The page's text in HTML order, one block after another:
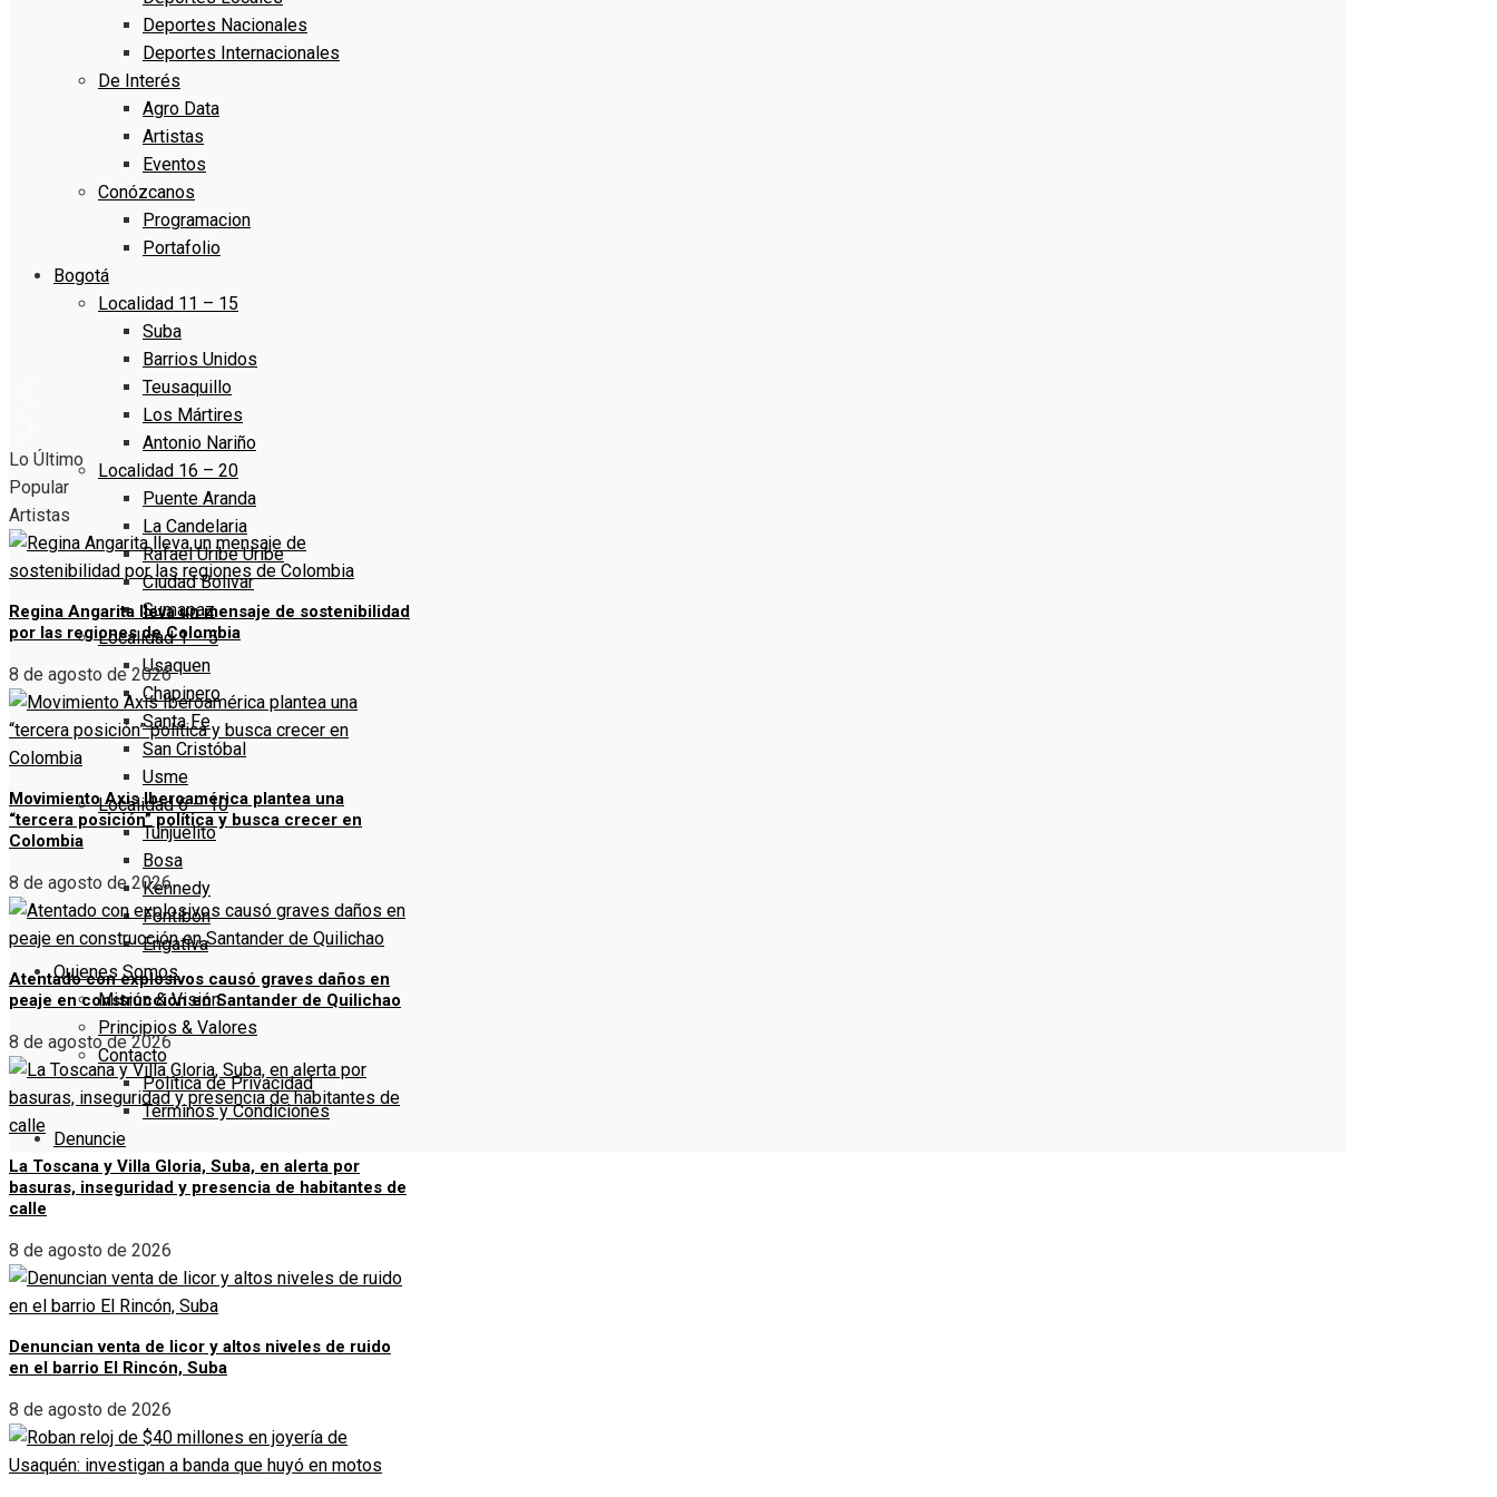
Deportes Nacionales
Deportes Internacionales
De Interés
Agro Data
Artistas
Eventos
Conózcanos
Programacion
Portafolio
Bogotá
Localidad 11 – 15
Suba
Barrios Unidos
Teusaquillo
Los Mártires
Antonio Nariño
Localidad 16 – 20
Puente Aranda
La Candelaria
Rafael Uribe Uribe
Ciudad Bolivar
Sumapaz
Localidad 1 – 5
Usaquen
Chapinero
Santa Fe
San Cristóbal
Usme
Localidad 6 – 10
Tunjuelito
Bosa
Kennedy
Fontibón
Engativa
Quienes Somos
Misión & Visión
Principios & Valores
Contacto
Política de Privacidad
Términos y Condiciones
Denuncie
Lo Último
Popular
Artistas
Regina Angarita lleva un mensaje de sostenibilidad
por las regiones de Colombia
8 de agosto de 2026
Movimiento Axis Iberoamérica plantea una
“tercera posición” política y busca crecer en
Colombia
8 de agosto de 2026
Atentado con explosivos causó graves daños en
peaje en construcción en Santander de Quilichao
8 de agosto de 2026
La Toscana y Villa Gloria, Suba, en alerta por
basuras, inseguridad y presencia de habitantes de
calle
8 de agosto de 2026
Denuncian venta de licor y altos niveles de ruido
en el barrio El Rincón, Suba
8 de agosto de 2026